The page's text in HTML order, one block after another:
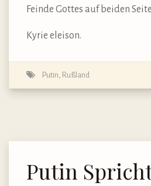
Feinde Gottes auf beiden
Kyrie eleison.
Putin, Rußland
Putin